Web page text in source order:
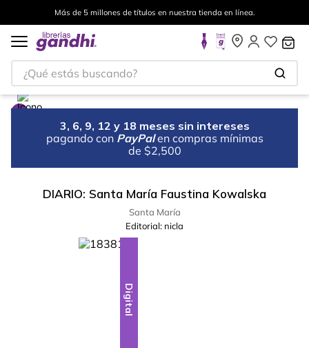
Más de 5 millones de títulos en nuestra tienda en línea.
¿Qué estás buscando?
3, 6, 9, 12 y 18 meses sin intereses
pagando con PayPal en compras mínimas
de $2,500
DIARIO: Santa María Faustina Kowalska
Santa María
Editorial: nicla
Digital